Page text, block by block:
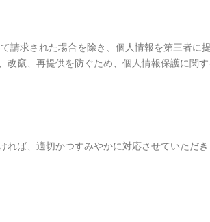
請求された場合を除き、個人情報を第三者に
竄、再提供を防ぐため、個人情報保護に関
ば、適切かつすみやかに対応させていただき